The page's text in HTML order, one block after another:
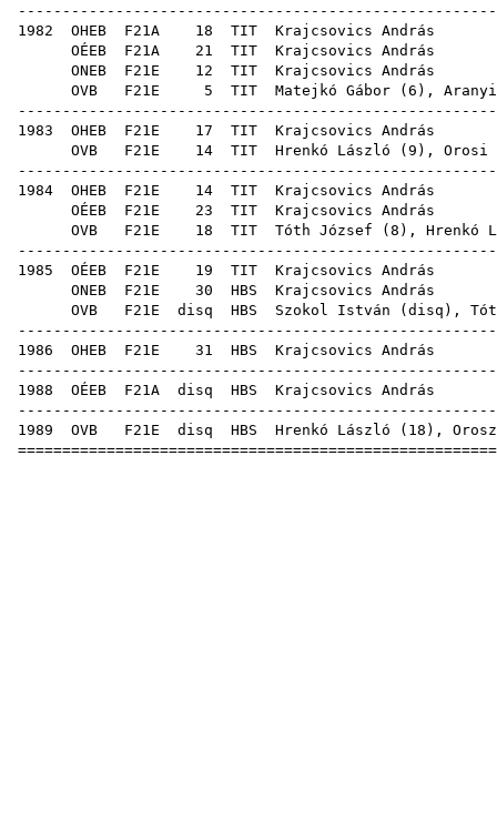
1982 OHEB F21A 18 TIT
OÉEB F21A 21 TIT
ONEB F21E 12 TIT
OVB F21E 5 TIT Matejkó Gábor ( 6 ),
1983 OHEB F21E 17 TIT
OVB F21E 14 TIT Hrenkó László ( 9 ), Orosi
1984 OHEB F21E 14 TIT
OÉEB F21E 23 TIT
OVB F21E 18 TIT Tóth József ( 8 ), Hrenkó
1985 OÉEB F21E 19 TIT
ONEB F21E 30 HBS
OVB F21E disq HBS Szokol István ( disq ),
1986 OHEB F21E 31 HBS
1988 OÉEB F21A disq HBS
1989 OVB F21E disq HBS Hrenkó László ( 18 ),